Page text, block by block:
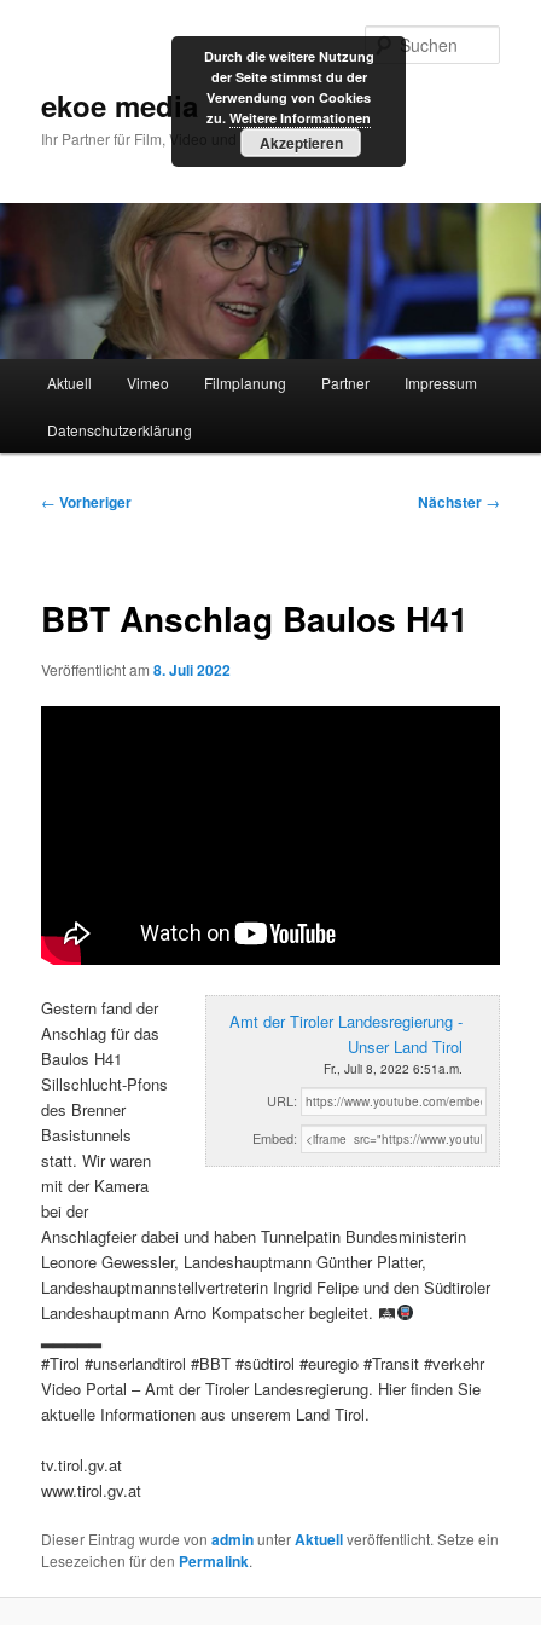
ekoe media
Ihr Partner für Film, Video und Internet
Aktuell Vimeo Filmplanung Partner Impressum
Datenschutzerklärung
Beitragsnavigation
← Vorheriger Nächster →
BBT Anschlag Baulos H41
Veröffentlicht am8. Juli 2022
Amt der Tiroler Landesregierung -
Unser Land Tirol
Fr., Juli 8, 2022 6:51a.m.
URL:
Embed:
Gestern fand der
Anschlag für das
Baulos H41
Sillschlucht-Pfons
des Brenner
Basistunnels
statt. Wir waren
mit der Kamera
bei der
Anschlagfeier dabei und haben Tunnelpatin Bundesministerin
Leonore Gewessler, Landeshauptmann Günther Platter,
Landeshauptmannstellvertreterin Ingrid Felipe und den Südtiroler
Landeshauptmann Arno Kompatscher begleitet. 🛤
#Tirol #unserlandtirol #BBT #südtirol #euregio #Transit #verkehr
Video Portal – Amt der Tiroler Landesregierung. Hier finden Sie
aktuelle Informationen aus unserem Land Tirol.
tv.tirol.gv.at
www.tirol.gv.at
Dieser Eintrag wurde vonadminunterAktuellveröffentlicht. Setze ein
Lesezeichen für den Permalink.
Durch die weitere Nutzung
der Seite stimmst du der
Verwendung von Cookies
zu. Weitere Informationen
Akzeptieren